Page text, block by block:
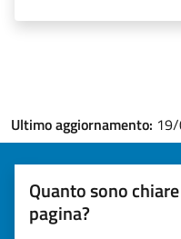
Ultimo aggiornamento:
Quanto sono
pagina?